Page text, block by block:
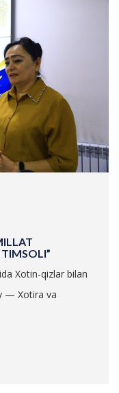
Xotin-qizlar bilan
— Xotira va